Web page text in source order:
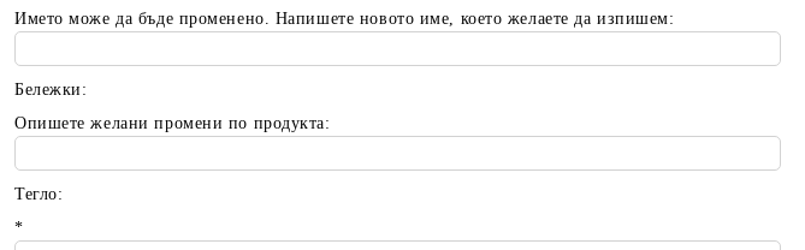
Името може да бъде променено. Напишете новото име, което желаете да изпишем:
Бележки:
Опишете желани промени по продукта:
Тегло:
*